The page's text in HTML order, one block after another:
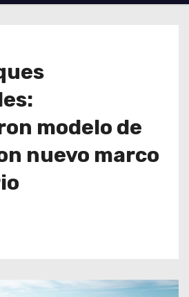
modelo de
nuevo marco